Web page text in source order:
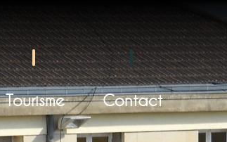
Tourisme Contact